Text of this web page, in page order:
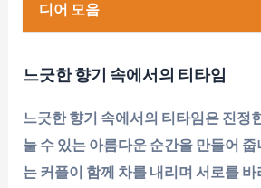
디어 모음
느긋한 향기 속에서의 티타임
느긋한 향기 속에서의 티타임은 진정
눌 수 있는 아름다운 순간을 만들어
는 커플이 함께 차를 내리며 서로를